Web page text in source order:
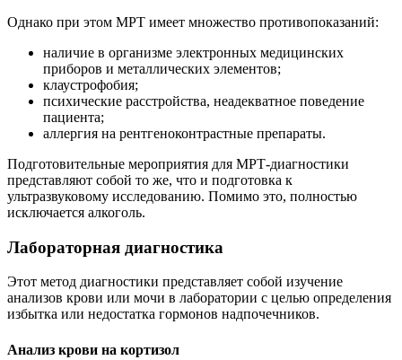
Однако при этом МРТ имеет множество противопоказаний:
наличие в организме электронных медицинских
приборов и металлических элементов;
клаустрофобия;
психические расстройства, неадекватное поведение
пациента;
аллергия на рентгеноконтрастные препараты.
Подготовительные мероприятия для МРТ-диагностики
представляют собой то же, что и подготовка к
ультразвуковому исследованию. Помимо это, полностью
исключается алкоголь.
Лабораторная диагностика
Этот метод диагностики представляет собой изучение
анализов крови или мочи в лаборатории с целью определения
избытка или недостатка гормонов надпочечников.
Анализ крови на кортизол